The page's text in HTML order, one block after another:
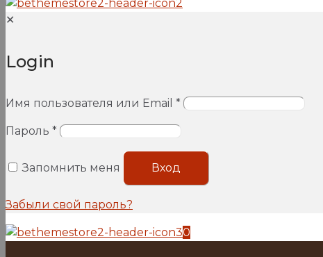
✕
Login
Имя пользователя или Email *
Пароль *
Запомнить меня Вход
Забыли свой пароль?
0